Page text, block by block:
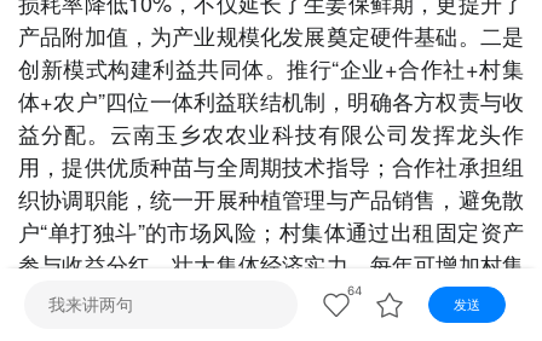
产品附加值，为产业规模化发展奠定硬件基础。二是
创新模式构建利益共同体。推行“企业+合作社+村集
体+农户”四位一体利益联结机制，明确各方权责与收
益分配。云南玉乡农农业科技有限公司发挥龙头作
用，提供优质种苗与全周期技术指导；合作社承担组
织协调职能，统一开展种植管理与产品销售，避免散
户“单打独斗”的市场风险；村集体通过出租固定资产
参与收益分红，壮大集体经济实力，每年可增加村集
体经济收入140万余元；农户可灵活选择“务工+种
植”双重增收路径，通过流转土地实现100万元的收
64
发送